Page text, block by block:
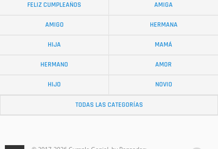
FELIZ CUMPLEAÑOS AMIGA
AMIGO HERMANA
HIJA MAMÁ
HERMANO AMOR
HIJO NOVIO
TODAS LAS CATEGORÍAS